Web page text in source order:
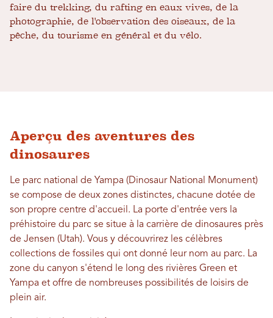
faire du trekking, du rafting en eaux vives, de la
photographie, de l'observation des oiseaux, de la
pêche, du tourisme en général et du vélo.
Aperçu des aventures des
dinosaures
Le parc national de Yampa (Dinosaur National Monument)
se compose de deux zones distinctes, chacune dotée de
son propre centre d'accueil. La porte d'entrée vers la
préhistoire du parc se situe à la carrière de dinosaures près
de Jensen (Utah). Vous y découvrirez les célèbres
collections de fossiles qui ont donné leur nom au parc. La
zone du canyon s'étend le long des rivières Green et
Yampa et offre de nombreuses possibilités de loisirs de
plein air.